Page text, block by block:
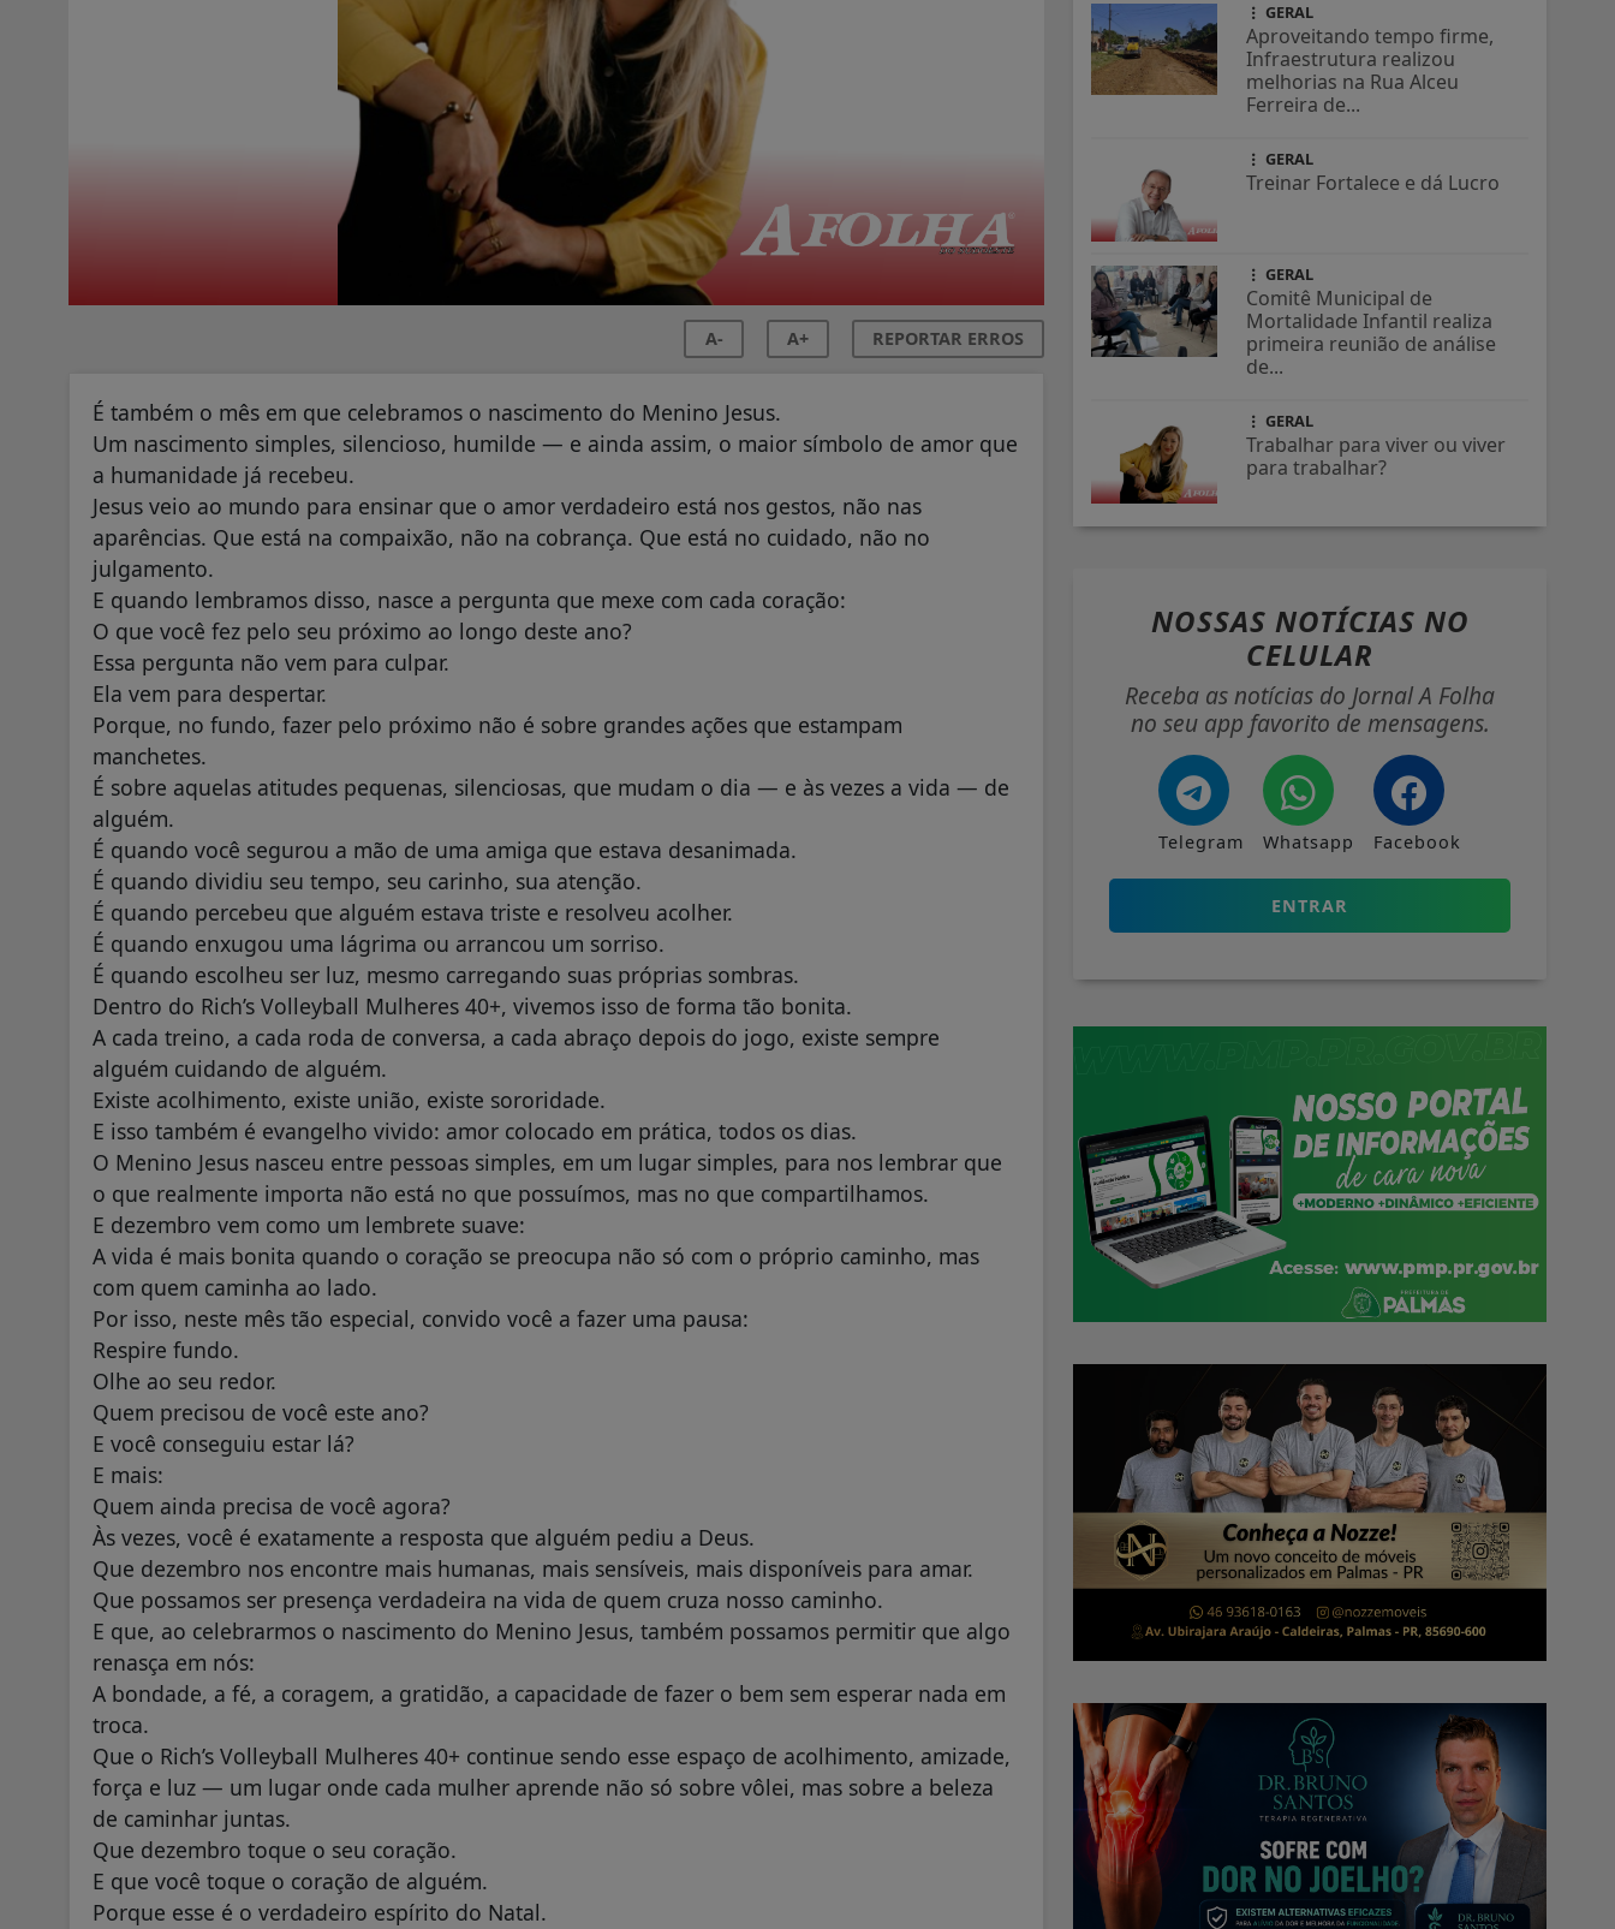
A- A+ REPORTAR ERROS
É também o mês em que celebramos o nascimento do Menino Jesus.
Um nascimento simples, silencioso, humilde — e ainda assim, o maior símbolo de amor que
a humanidade já recebeu.
Jesus veio ao mundo para ensinar que o amor verdadeiro está nos gestos, não nas
aparências. Que está na compaixão, não na cobrança. Que está no cuidado, não no
julgamento.
E quando lembramos disso, nasce a pergunta que mexe com cada coração:
O que você fez pelo seu próximo ao longo deste ano?
Essa pergunta não vem para culpar.
Ela vem para despertar.
Porque, no fundo, fazer pelo próximo não é sobre grandes ações que estampam
manchetes.
É sobre aquelas atitudes pequenas, silenciosas, que mudam o dia — e às vezes a vida — de
alguém.
É quando você segurou a mão de uma amiga que estava desanimada.
É quando dividiu seu tempo, seu carinho, sua atenção.
É quando percebeu que alguém estava triste e resolveu acolher.
É quando enxugou uma lágrima ou arrancou um sorriso.
É quando escolheu ser luz, mesmo carregando suas próprias sombras.
Dentro do Rich’s Volleyball Mulheres 40+, vivemos isso de forma tão bonita.
A cada treino, a cada roda de conversa, a cada abraço depois do jogo, existe sempre
alguém cuidando de alguém.
Existe acolhimento, existe união, existe sororidade.
E isso também é evangelho vivido: amor colocado em prática, todos os dias.
O Menino Jesus nasceu entre pessoas simples, em um lugar simples, para nos lembrar que
o que realmente importa não está no que possuímos, mas no que compartilhamos.
E dezembro vem como um lembrete suave:
A vida é mais bonita quando o coração se preocupa não só com o próprio caminho, mas
com quem caminha ao lado.
Por isso, neste mês tão especial, convido você a fazer uma pausa:
Respire fundo.
Olhe ao seu redor.
Quem precisou de você este ano?
E você conseguiu estar lá?
E mais:
Quem ainda precisa de você agora?
Às vezes, você é exatamente a resposta que alguém pediu a Deus.
Que dezembro nos encontre mais humanas, mais sensíveis, mais disponíveis para amar.
Que possamos ser presença verdadeira na vida de quem cruza nosso caminho.
E que, ao celebrarmos o nascimento do Menino Jesus, também possamos permitir que algo
renasça em nós:
A bondade, a fé, a coragem, a gratidão, a capacidade de fazer o bem sem esperar nada em
troca.
Que o Rich’s Volleyball Mulheres 40+ continue sendo esse espaço de acolhimento, amizade,
força e luz — um lugar onde cada mulher aprende não só sobre vôlei, mas sobre a beleza
de caminhar juntas.
Que dezembro toque o seu coração.
E que você toque o coração de alguém.
Porque esse é o verdadeiro espírito do Natal.
GERAL
Aproveitando tempo firme,
Infraestrutura realizou
melhorias na Rua Alceu
Ferreira de...
GERAL
Treinar Fortalece e dá Lucro
GERAL
Comitê Municipal de
Mortalidade Infantil realiza
primeira reunião de análise
de...
GERAL
Trabalhar para viver ou viver
para trabalhar?
NOSSAS NOTÍCIAS NO
CELULAR
Receba as notícias do Jornal A Folha
no seu app favorito de mensagens.
Telegram Whatsapp Facebook
ENTRAR